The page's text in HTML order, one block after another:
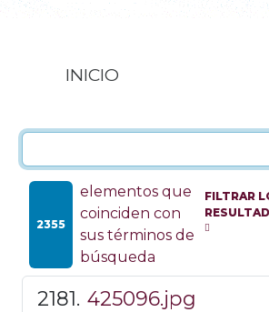
INICIO
2355
elementos que
coinciden con
sus términos de
búsqueda
FILTRAR
425096.jpg